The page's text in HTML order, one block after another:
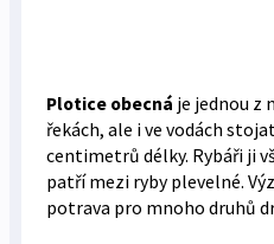
Plotice obecná je jednou z
řekách, ale i ve vodách
centimetrů délky. Rybáři ji
patří mezi ryby plevelné.
potrava pro mnoho druhů